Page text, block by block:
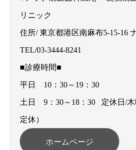
リニック
住所/ 東京都港区南麻布5-15-16
TEL/03-3444-8241
■診療時間■
平日 10：30～19：30
土日 9：30～18：30 定休日/木
定休）
ホームページ